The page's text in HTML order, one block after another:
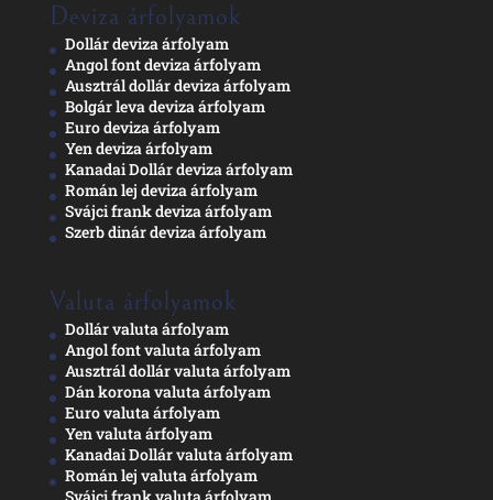
Deviza árfolyamok
Dollár deviza árfolyam
Angol font deviza árfolyam
Ausztrál dollár deviza árfolyam
Bolgár leva deviza árfolyam
Euro deviza árfolyam
Yen deviza árfolyam
Kanadai Dollár deviza árfolyam
Román lej deviza árfolyam
Svájci frank deviza árfolyam
Szerb dinár deviza árfolyam
Valuta árfolyamok
Dollár valuta árfolyam
Angol font valuta árfolyam
Ausztrál dollár valuta árfolyam
Dán korona valuta árfolyam
Euro valuta árfolyam
Yen valuta árfolyam
Kanadai Dollár valuta árfolyam
Román lej valuta árfolyam